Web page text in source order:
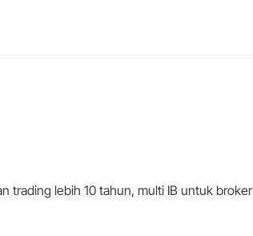
trading lebih 10 tahun, multi IB untuk broker